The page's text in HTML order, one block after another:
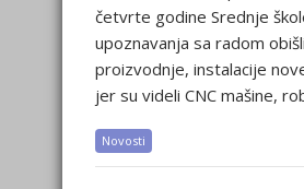
četvrte godine Srednje
upoznavanja sa radom
proizvodnje, instalacije
jer su videli CNC mašine,
Novosti